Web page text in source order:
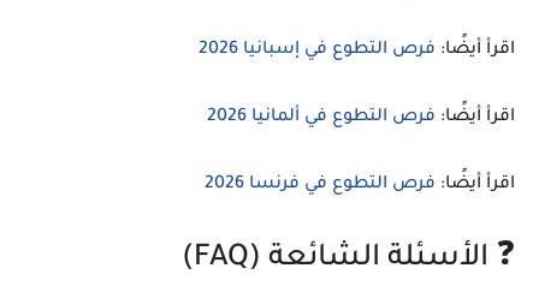
اقرأ أيضًا: فرص التطوع في إسبانيا 2026
اقرأ أيضًا: فرص التطوع في ألمانيا 2026
اقرأ أيضًا: فرص التطوع في فرنسا 2026
❓ الأسئلة الشائعة (FAQ)